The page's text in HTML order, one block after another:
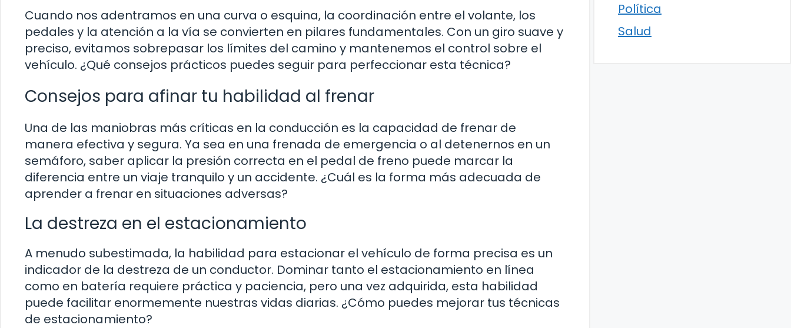
Cuando nos adentramos en una curva o esquina, la coordinación entre el volante, los
pedales y la atención a la vía se convierten en pilares fundamentales. Con un giro suave y
preciso, evitamos sobrepasar los límites del camino y mantenemos el control sobre el
vehículo. ¿Qué consejos prácticos puedes seguir para perfeccionar esta técnica?
Consejos para afinar tu habilidad al frenar
Una de las maniobras más críticas en la conducción es la capacidad de frenar de
manera efectiva y segura. Ya sea en una frenada de emergencia o al detenernos en un
semáforo, saber aplicar la presión correcta en el pedal de freno puede marcar la
diferencia entre un viaje tranquilo y un accidente. ¿Cuál es la forma más adecuada de
aprender a frenar en situaciones adversas?
La destreza en el estacionamiento
A menudo subestimada, la habilidad para estacionar el vehículo de forma precisa es un
indicador de la destreza de un conductor. Dominar tanto el estacionamiento en línea
como en batería requiere práctica y paciencia, pero una vez adquirida, esta habilidad
puede facilitar enormemente nuestras vidas diarias. ¿Cómo puedes mejorar tus técnicas
de estacionamiento?
Política
Salud